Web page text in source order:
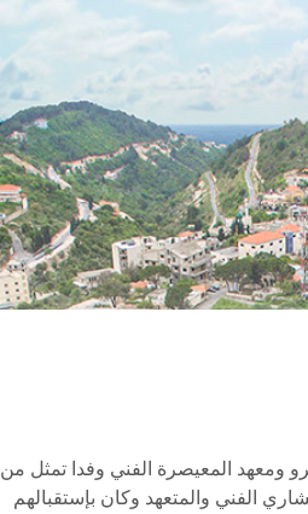
ومعهد المعيصرة الفني وفدا تمثل من
الفني والمتعهد وكان بإستقبالهم